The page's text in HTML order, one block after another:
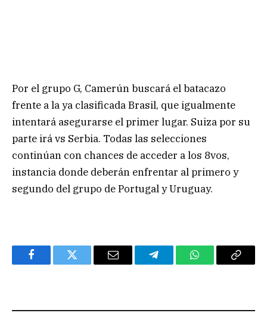
Por el grupo G, Camerún buscará el batacazo
frente a la ya clasificada Brasil, que igualmente
intentará asegurarse el primer lugar. Suiza por su
parte irá vs Serbia. Todas las selecciones
continúan con chances de acceder a los 8vos,
instancia donde deberán enfrentar al primero y
segundo del grupo de Portugal y Uruguay.
FacebookTwitter Email TelegramWhatsAppCopy